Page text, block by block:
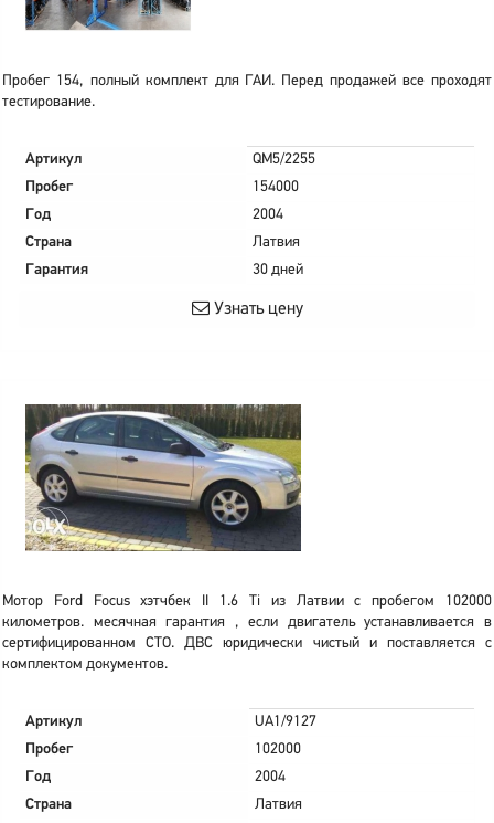
Пробег 154, полный комплект для ГАИ. Перед продажей все проходят
тестирование.
Артикул
QM5/2255
Пробег
154000
Год
2004
Страна
Латвия
Гарантия
30 дней
Узнать цену
Мотор Ford Focus хэтчбек II 1.6 Ti из Латвии с пробегом 102000
километров. месячная гарантия , если двигатель устанавливается в
сертифицированном СТО. ДВС юридически чистый и поставляется с
комплектом документов.
Артикул
UA1/9127
Пробег
102000
Год
2004
Страна
Латвия